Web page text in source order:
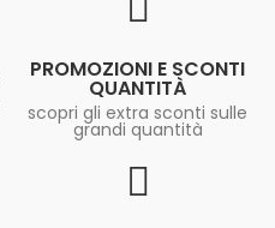
PROMOZIONI E SCONTI
QUANTITÀ
scopri gli extra sconti sulle
grandi quantità